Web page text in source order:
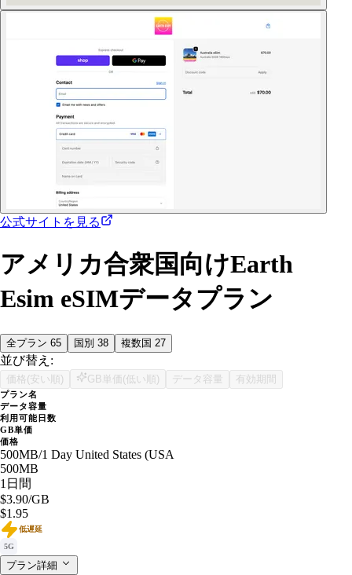
公式サイトを見る
アメリカ合衆国向けEarth
Esim eSIMデータプラン
全プラン 65 国別 38 複数国 27
並び替え:
価格(安い順) GB単価(低い順) データ容量 有効期間
プラン名
データ容量
利用可能日数
GB単価
価格
500MB/1 Day United States (USA
500MB
1日間
$3.90/GB
$1.95
低遅延
5G
プラン詳細